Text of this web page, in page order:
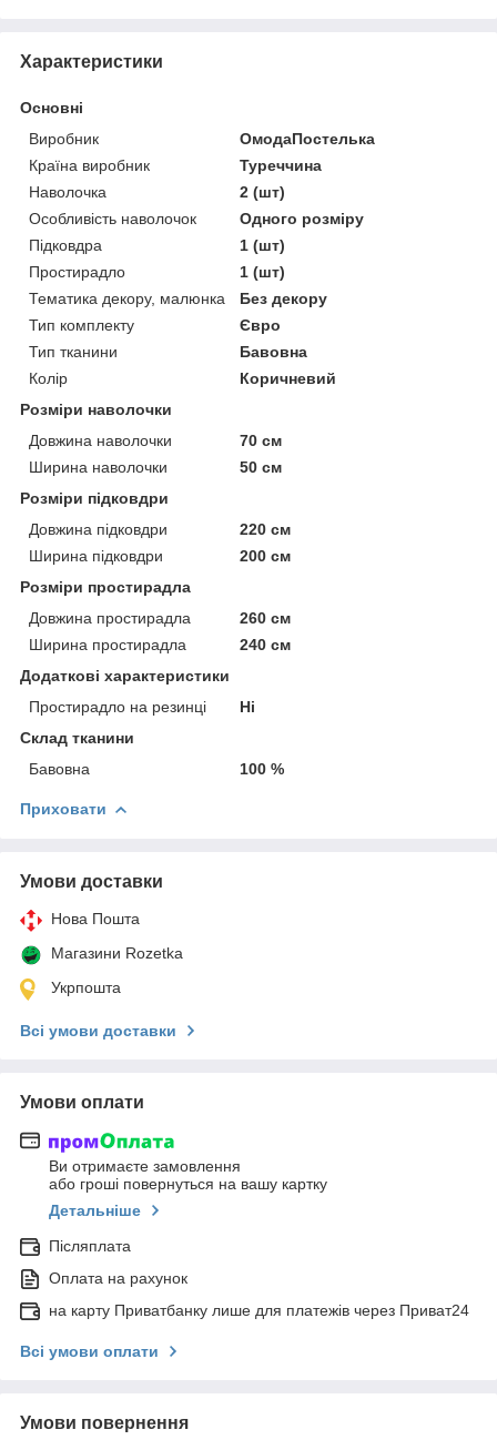
Характеристики
Основні
Виробник
ОмодаПостелька
Країна виробник
Туреччина
Наволочка
2 (шт)
Особливість наволочок
Одного розміру
Підковдра
1 (шт)
Простирадло
1 (шт)
Тематика декору, малюнка
Без декору
Тип комплекту
Євро
Тип тканини
Бавовна
Колір
Коричневий
Розміри наволочки
Довжина наволочки
70 см
Ширина наволочки
50 см
Розміри підковдри
Довжина підковдри
220 см
Ширина підковдри
200 см
Розміри простирадла
Довжина простирадла
260 см
Ширина простирадла
240 см
Додаткові характеристики
Простирадло на резинці
Ні
Склад тканини
Бавовна
100 %
Приховати
Умови доставки
Нова Пошта
Магазини Rozetka
Укрпошта
Всі умови доставки
Умови оплати
Ви отримаєте замовлення
або гроші повернуться на вашу картку
Детальніше
Післяплата
Оплата на рахунок
на карту Приватбанку лише для платежів через Приват24
Всі умови оплати
Умови повернення